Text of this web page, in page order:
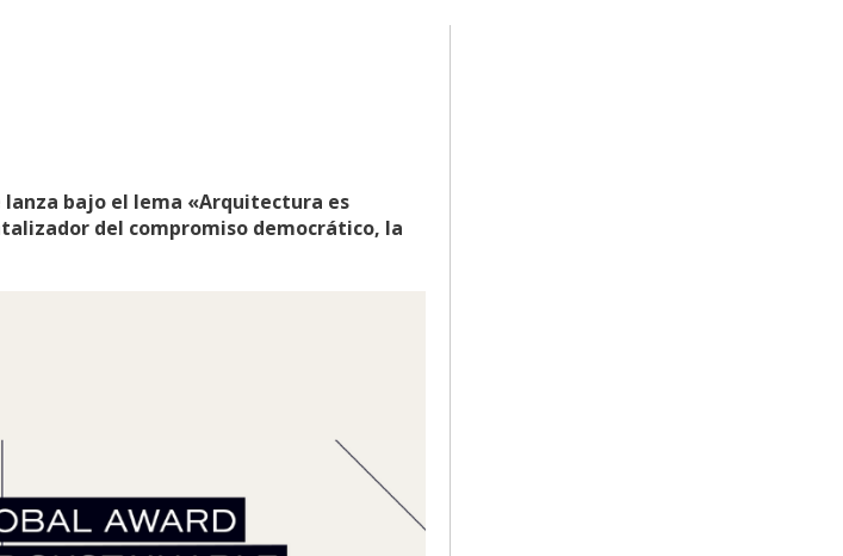
lanza bajo el lema «Arquitectura es
del compromiso democrático, la